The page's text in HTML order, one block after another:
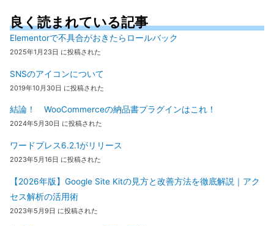
良く読まれている記事
Elementorで不具合がおきたらロールバック
2025年1月23日 に投稿された
SNSのアイコンについて
2019年10月30日 に投稿された
結論！ WooCommerceの納品書プラグインはこれ！
2024年5月30日 に投稿された
ワードプレス6.2.1がリリース
2023年5月16日 に投稿された
【2026年版】Google Site Kitの見方と改善方法を徹底解説｜アク
セス解析の活用術
2023年5月9日 に投稿された